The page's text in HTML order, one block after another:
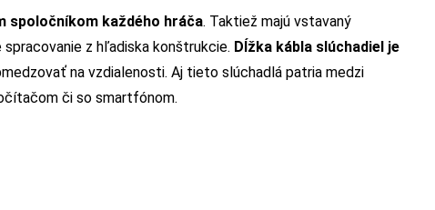
spoločníkom každého hráča. Taktiež majú vstavaný
z hľadiska konštrukcie. Dĺžka kábla slúchadiel je
na vzdialenosti. Aj tieto slúchadlá patria medzi
či so smartfónom.